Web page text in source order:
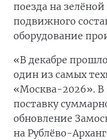
поезда на
подвижного
оборудование
«В декабре
один из самых
«Москва-2026». В
поставку
обновление
на Рублёво-